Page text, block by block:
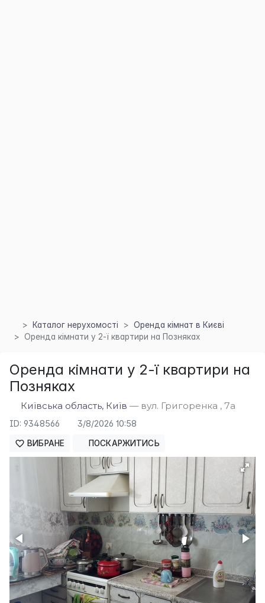
Каталог нерухомості
Оренда кімнат в Києві
Оренда кімнати у 2-ї квартири на Позняках
Оренда кімнати у 2-ї квартири на
Позняках
Київська область, Київ — вул. Григоренка , 7а
ID: 9348566 3/8/2026 10:58
ВИБРАНЕ ПОСКАРЖИТИСЬ